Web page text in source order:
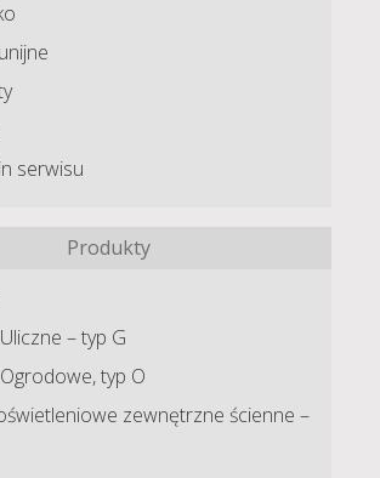
serwisu
Produkty
– typ G
typ O
zewnętrzne ścienne –